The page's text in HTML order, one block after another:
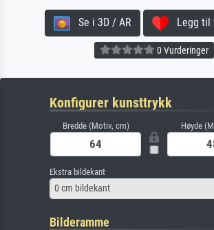
Se i 3D / AR Legg til
0 Vurderinger
Konfigurer kunsttrykk
Bredde (Motiv, cm) Høyde
Ekstra bildekant
0 cm bildekant
Bilderamme